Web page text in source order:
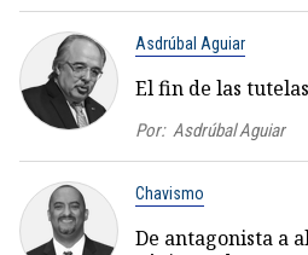
Asdrúbal Aguiar
El fin de las
Por: Asdrúbal Aguiar
Chavismo
De antagonista a